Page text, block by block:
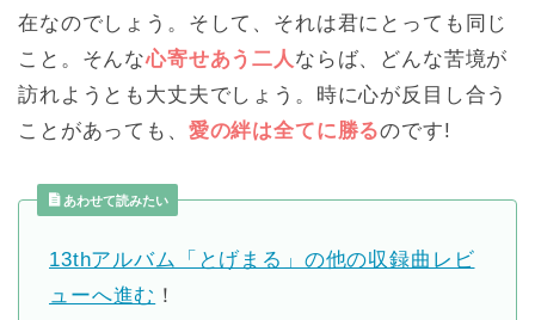
在なのでしょう。そして、それは君にとっても同じ
こと。そんな心寄せあう二人 ならば、どんな苦境が
訪れようとも大丈夫でしょう。時に心が反目し合う
ことがあっても、 愛の絆は全てに勝るのです!
あわせて読みたい
13thアルバム「とげまる」の他の収録曲レビ
ューへ進む ！